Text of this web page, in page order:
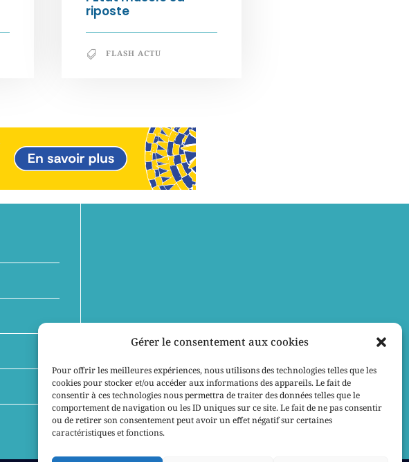
Gérer le consentement aux cookies
Pour offrir les meilleures expériences, nous utilisons des technologies telles que les
cookies pour stocker et/ou accéder aux informations des appareils. Le fait de
consentir à ces technologies nous permettra de traiter des données telles que le
comportement de navigation ou les ID uniques sur ce site. Le fait de ne pas consentir
ou de retirer son consentement peut avoir un effet négatif sur certaines
caractéristiques et fonctions.
riposte
FLASH ACTU